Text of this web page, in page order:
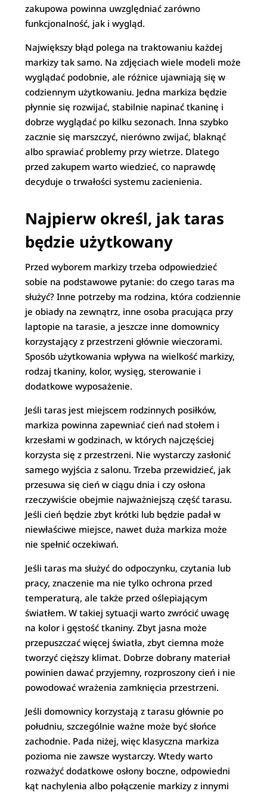
zakupowa powinna uwzględniać zarówno
funkcjonalność, jak i wygląd.
Największy błąd polega na traktowaniu każdej
markizy tak samo. Na zdjęciach wiele modeli może
wyglądać podobnie, ale różnice ujawniają się w
codziennym użytkowaniu. Jedna markiza będzie
płynnie się rozwijać, stabilnie napinać tkaninę i
dobrze wyglądać po kilku sezonach. Inna szybko
zacznie się marszczyć, nierówno zwijać, blaknąć
albo sprawiać problemy przy wietrze. Dlatego
przed zakupem warto wiedzieć, co naprawdę
decyduje o trwałości systemu zacienienia.
Najpierw określ, jak taras
będzie użytkowany
Przed wyborem markizy trzeba odpowiedzieć
sobie na podstawowe pytanie: do czego taras ma
służyć? Inne potrzeby ma rodzina, która codziennie
je obiady na zewnątrz, inne osoba pracująca przy
laptopie na tarasie, a jeszcze inne domownicy
korzystający z przestrzeni głównie wieczorami.
Sposób użytkowania wpływa na wielkość markizy,
rodzaj tkaniny, kolor, wysięg, sterowanie i
dodatkowe wyposażenie.
Jeśli taras jest miejscem rodzinnych posiłków,
markiza powinna zapewniać cień nad stołem i
krzesłami w godzinach, w których najczęściej
korzysta się z przestrzeni. Nie wystarczy zasłonić
samego wyjścia z salonu. Trzeba przewidzieć, jak
przesuwa się cień w ciągu dnia i czy osłona
rzeczywiście obejmie najważniejszą część tarasu.
Jeśli cień będzie zbyt krótki lub będzie padał w
niewłaściwe miejsce, nawet duża markiza może
nie spełnić oczekiwań.
Jeśli taras ma służyć do odpoczynku, czytania lub
pracy, znaczenie ma nie tylko ochrona przed
temperaturą, ale także przed oślepiającym
światłem. W takiej sytuacji warto zwrócić uwagę
na kolor i gęstość tkaniny. Zbyt jasna może
przepuszczać więcej światła, zbyt ciemna może
tworzyć cięższy klimat. Dobrze dobrany materiał
powinien dawać przyjemny, rozproszony cień i nie
powodować wrażenia zamknięcia przestrzeni.
Jeśli domownicy korzystają z tarasu głównie po
południu, szczególnie ważne może być słońce
zachodnie. Pada niżej, więc klasyczna markiza
pozioma nie zawsze wystarczy. Wtedy warto
rozważyć dodatkowe osłony boczne, odpowiedni
kąt nachylenia albo połączenie markizy z innymi